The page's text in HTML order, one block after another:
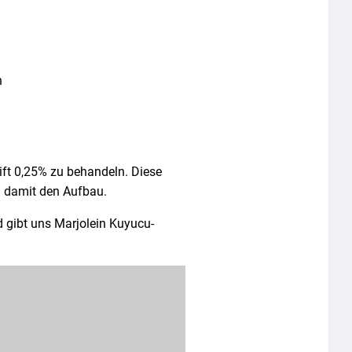
0,25% zu behandeln. Diese
den Aufbau.
gibt uns Marjolein Kuyucu-